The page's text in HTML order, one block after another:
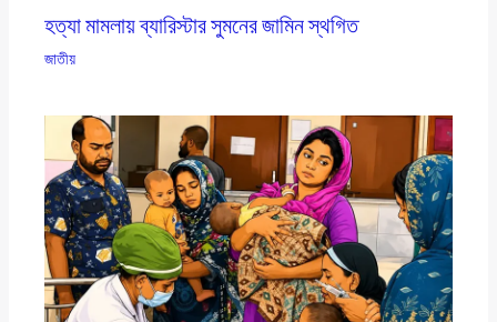
হত্যা মামলায় ব্যারিস্টার সুমনের জামিন স্থগিত
জাতীয়